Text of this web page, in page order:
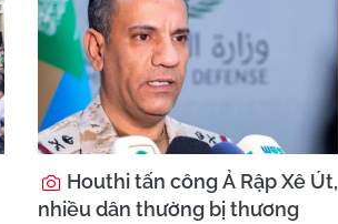
Houthi tấn công Ả Rập Xê Út,
nhiều dân thường bị thương